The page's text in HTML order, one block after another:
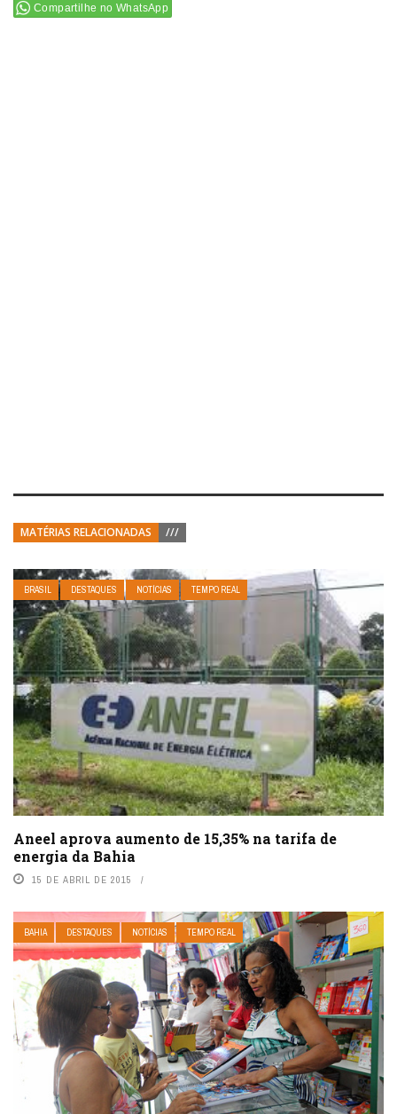
Compartilhe no WhatsApp
MATÉRIAS RELACIONADAS ///
BRASIL DESTAQUES NOTÍCIAS TEMPO REAL
Aneel aprova aumento de 15,35% na tarifa de
energia da Bahia
15 DE ABRIL DE 2015
BAHIA DESTAQUES NOTÍCIAS TEMPO REAL